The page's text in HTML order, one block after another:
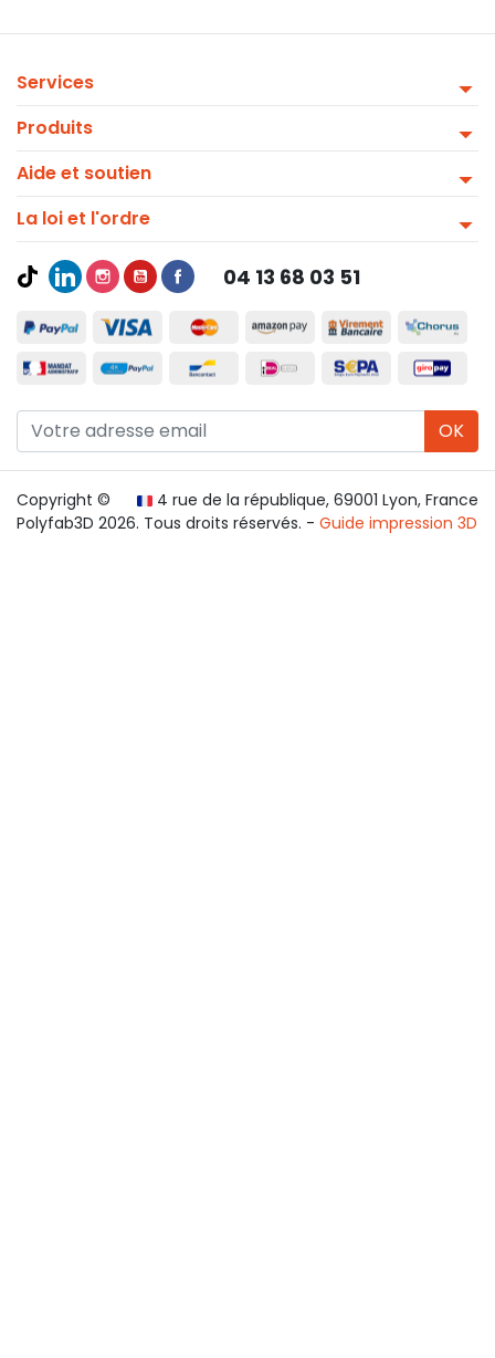
Services
Produits
Aide et soutien
La loi et l'ordre
04 13 68 03 51
OK
4 rue de la république, 69001 Lyon, France
Copyright ©
Polyfab3D 2026. Tous droits réservés. - Guide impression 3D